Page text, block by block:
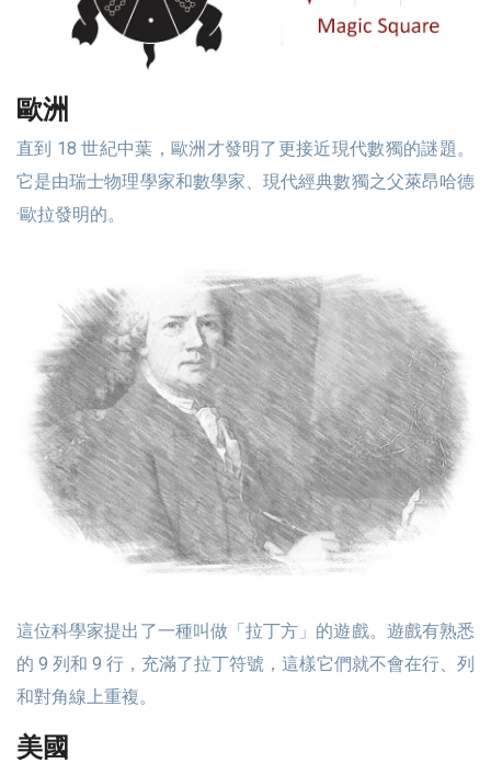
歐洲
直到 18 世紀中葉，歐洲才發明了更接近現代數獨的謎題。
它是由瑞士物理學家和數學家、現代經典數獨之父萊昂哈德
·歐拉發明的。
這位科學家提出了一種叫做「拉丁方」的遊戲。遊戲有熟悉
的 9 列和 9 行，充滿了拉丁符號，這樣它們就不會在行、列
和對角線上重複。
美國